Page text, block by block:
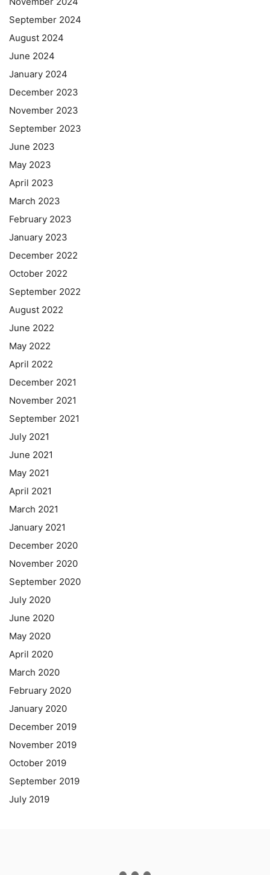
September 2024
August 2024
June 2024
January 2024
December 2023
November 2023
September 2023
June 2023
May 2023
April 2023
March 2023
February 2023
January 2023
December 2022
October 2022
September 2022
August 2022
June 2022
May 2022
April 2022
December 2021
November 2021
September 2021
July 2021
June 2021
May 2021
April 2021
March 2021
January 2021
December 2020
November 2020
September 2020
July 2020
June 2020
May 2020
April 2020
March 2020
February 2020
January 2020
December 2019
November 2019
October 2019
September 2019
July 2019